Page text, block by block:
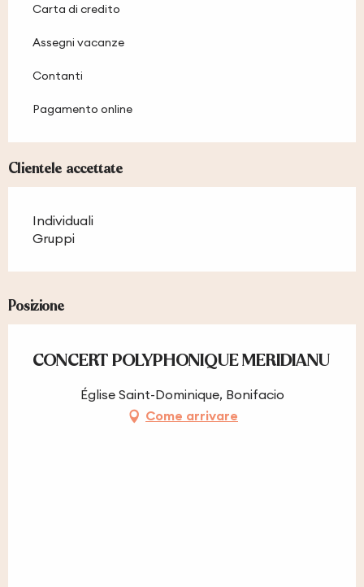
Carta di credito
Assegni vacanze
Contanti
Pagamento online
Clientele accettate
Individuali
Gruppi
Posizione
CONCERT POLYPHONIQUE MERIDIANU
Église Saint-Dominique, Bonifacio
Come arrivare